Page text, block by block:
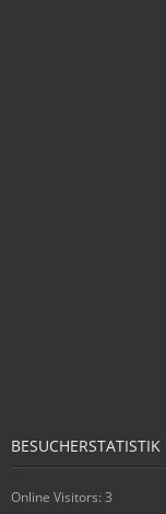
BESUCHERSTATISTIK
Online Visitors: 3